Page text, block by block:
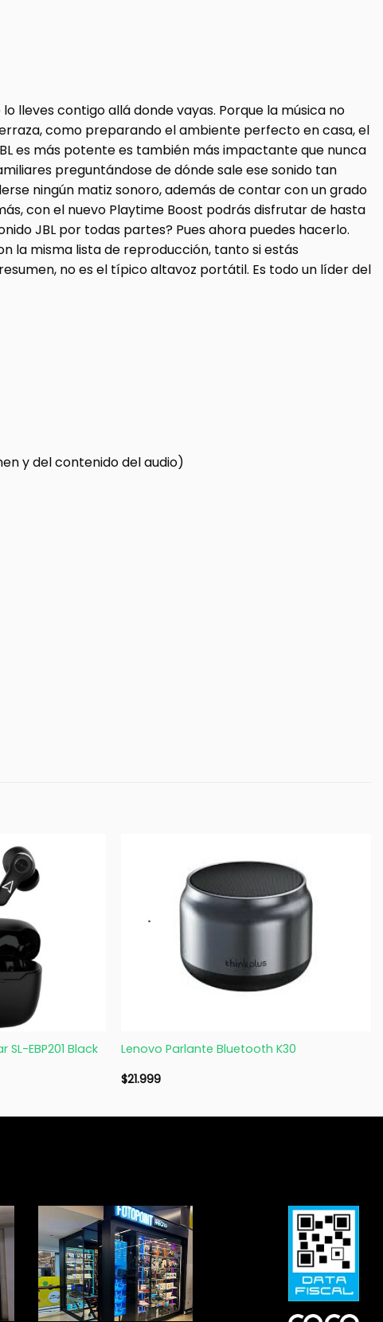
lleves contigo allá donde vayas. Porque la música no
como preparando el ambiente perfecto en casa, el
es más potente es también más impactante que nunca
preguntándose de dónde sale ese sonido tan
ningún matiz sonoro, además de contar con un grado
con el nuevo Playtime Boost podrás disfrutar de hasta
JBL por todas partes? Pues ahora puedes hacerlo.
la misma lista de reproducción, tanto si estás
no es el típico altavoz portátil. Es todo un líder del
y del contenido del audio)
EBP201 Black
Lenovo Parlante Bluetooth K30
$21.999